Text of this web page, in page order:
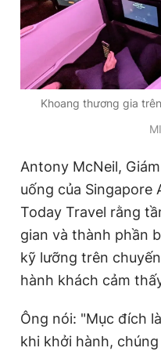
Khoang thương gia
Antony McNeil,
uống của Singapore
Today Travel rằng
gian và thành phần
kỹ lưỡng trên
hành khách cảm
Ông nói: "Mục đích
khi khởi hành,